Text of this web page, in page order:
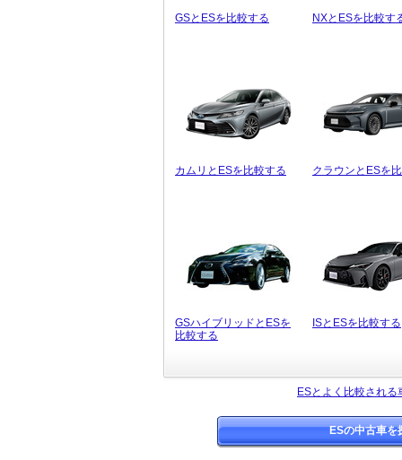
GSとESを比較する NXとESを比較す
カムリとESを比較する クラウンとESを
GSハイブリッドとESを
比較する
ISとESを比較する
ESとよく比較される
ESの中古車を